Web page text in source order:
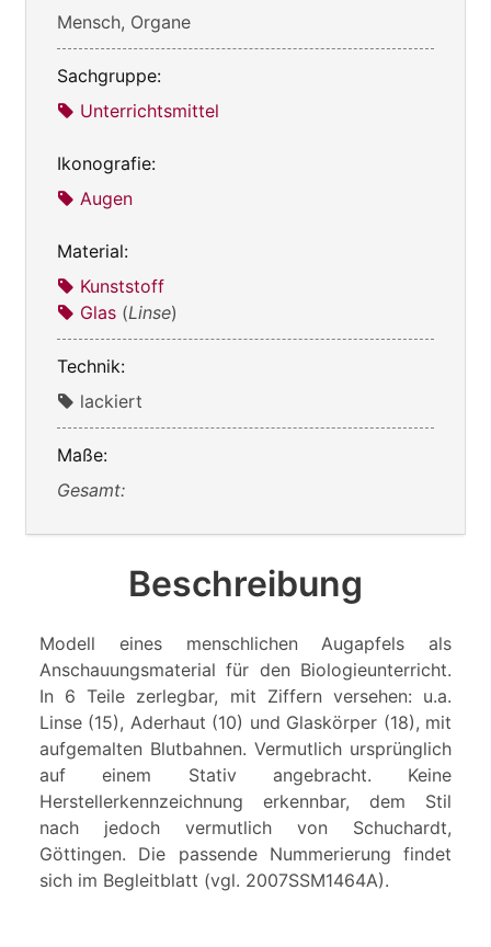
Mensch, Organe
Sachgruppe:
Unterrichtsmittel
Ikonografie:
Augen
Material:
Kunststoff
Glas (Linse)
Technik:
lackiert
Maße:
Gesamt:
Beschreibung
Modell eines menschlichen Augapfels als
Anschauungsmaterial für den Biologieunterricht.
In 6 Teile zerlegbar, mit Ziffern versehen: u.a.
Linse (15), Aderhaut (10) und Glaskörper (18), mit
aufgemalten Blutbahnen. Vermutlich ursprünglich
auf einem Stativ angebracht. Keine
Herstellerkennzeichnung erkennbar, dem Stil
nach jedoch vermutlich von Schuchardt,
Göttingen. Die passende Nummerierung findet
sich im Begleitblatt (vgl. 2007SSM1464A).